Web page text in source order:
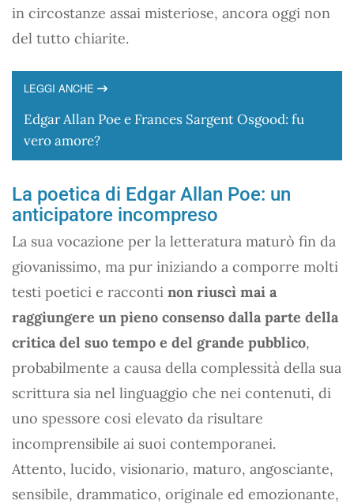
in circostanze assai misteriose, ancora oggi non
del tutto chiarite.
LEGGI ANCHE
Edgar Allan Poe e Frances Sargent Osgood: fu
vero amore?
La poetica di Edgar Allan Poe: un
anticipatore incompreso
La sua vocazione per la letteratura maturò fin da
giovanissimo, ma pur iniziando a comporre molti
testi poetici e racconti non riuscì mai a
raggiungere un pieno consenso dalla parte della
critica del suo tempo e del grande pubblico,
probabilmente a causa della complessità della sua
scrittura sia nel linguaggio che nei contenuti, di
uno spessore cosi elevato da risultare
incomprensibile ai suoi contemporanei.
Attento, lucido, visionario, maturo, angosciante,
sensibile, drammatico, originale ed emozionante,